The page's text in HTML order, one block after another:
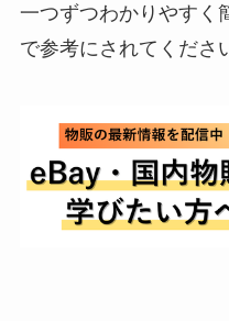
一つずつわかりやすく
で参考にされてくださ